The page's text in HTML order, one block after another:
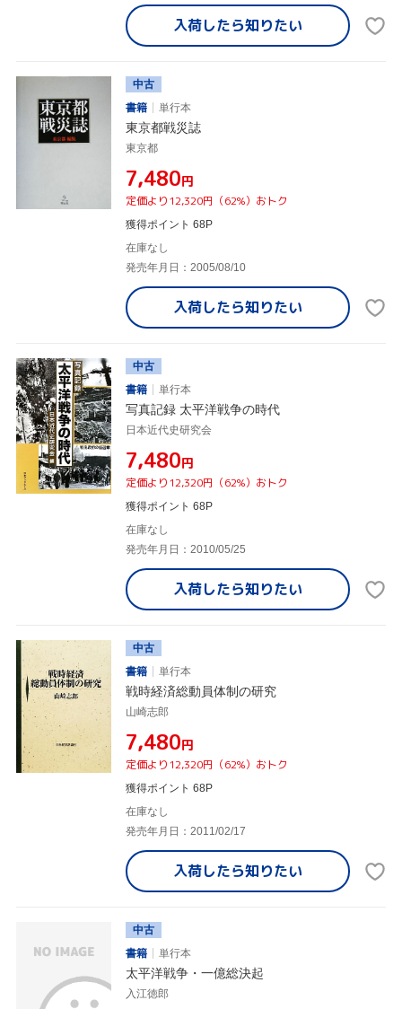
入荷したら知りたい
中古
書籍
単行本
東京都戦災誌
東京都
¥7,480円
定価より12,320円（62%）おトク
獲得ポイント 68P
在庫なし
発売年月日：2005/08/10
入荷したら知りたい
中古
書籍
単行本
写真記録 太平洋戦争の時代
日本近代史研究会
¥7,480円
定価より12,320円（62%）おトク
獲得ポイント 68P
在庫なし
発売年月日：2010/05/25
入荷したら知りたい
中古
書籍
単行本
戦時経済総動員体制の研究
山崎志郎
¥7,480円
定価より12,320円（62%）おトク
獲得ポイント 68P
在庫なし
発売年月日：2011/02/17
入荷したら知りたい
中古
書籍
単行本
太平洋戦争・一億総決起
入江徳郎